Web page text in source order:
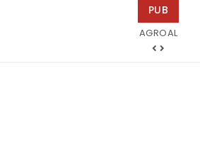
PUB
Ricardo Junqueira